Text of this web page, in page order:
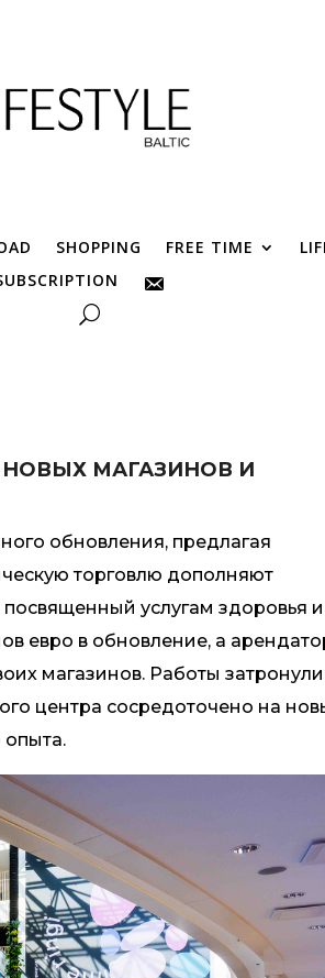
SHOPPING FREE TIME
НОВЫХ МАГАЗИНОВ И
обновления, предлагая
торговлю дополняют
услугам здоровья и
евро в обновление, а
магазинов. Работы затронули
центра сосредоточено на
опыта.